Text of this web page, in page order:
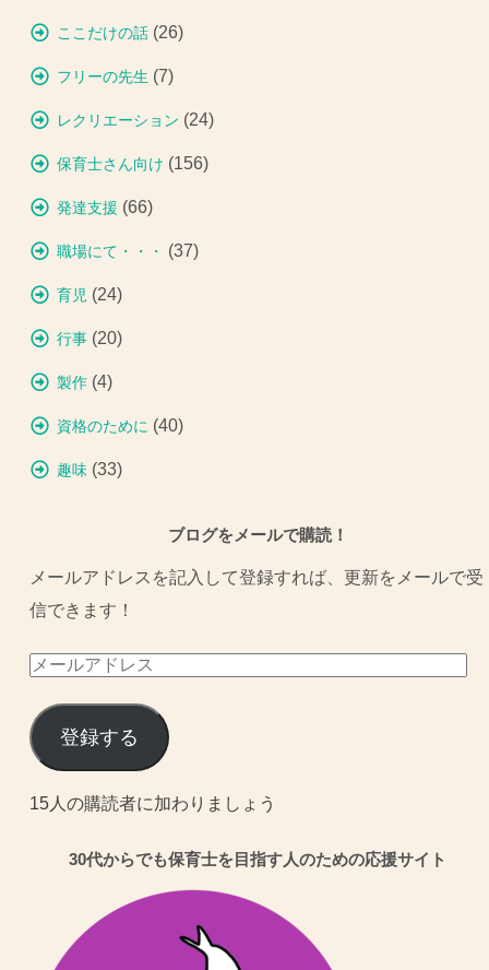
ここだけの話 (26)
フリーの先生 (7)
レクリエーション (24)
保育士さん向け (156)
発達支援 (66)
職場にて・・・ (37)
育児 (24)
行事 (20)
製作 (4)
資格のために (40)
趣味 (33)
ブログをメールで購読！
メールアドレスを記入して登録すれば、更新をメールで受
信できます！
メ
ル
ア
ド
登録する
15人の購読者に加わりましょう
30代からでも保育士を目指す人のための応援サイト